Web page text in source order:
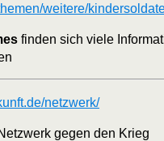
weitere/
finden sich viele
netzwerk/
gegen den Krieg